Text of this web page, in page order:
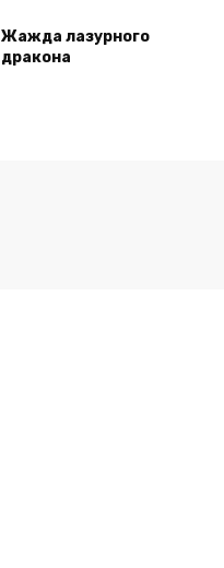
Жажда лазурного
дракона